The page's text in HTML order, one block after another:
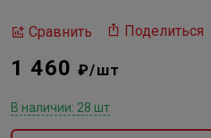
Сравнить Поделиться
1 460₽/шт
В наличии: 28 шт